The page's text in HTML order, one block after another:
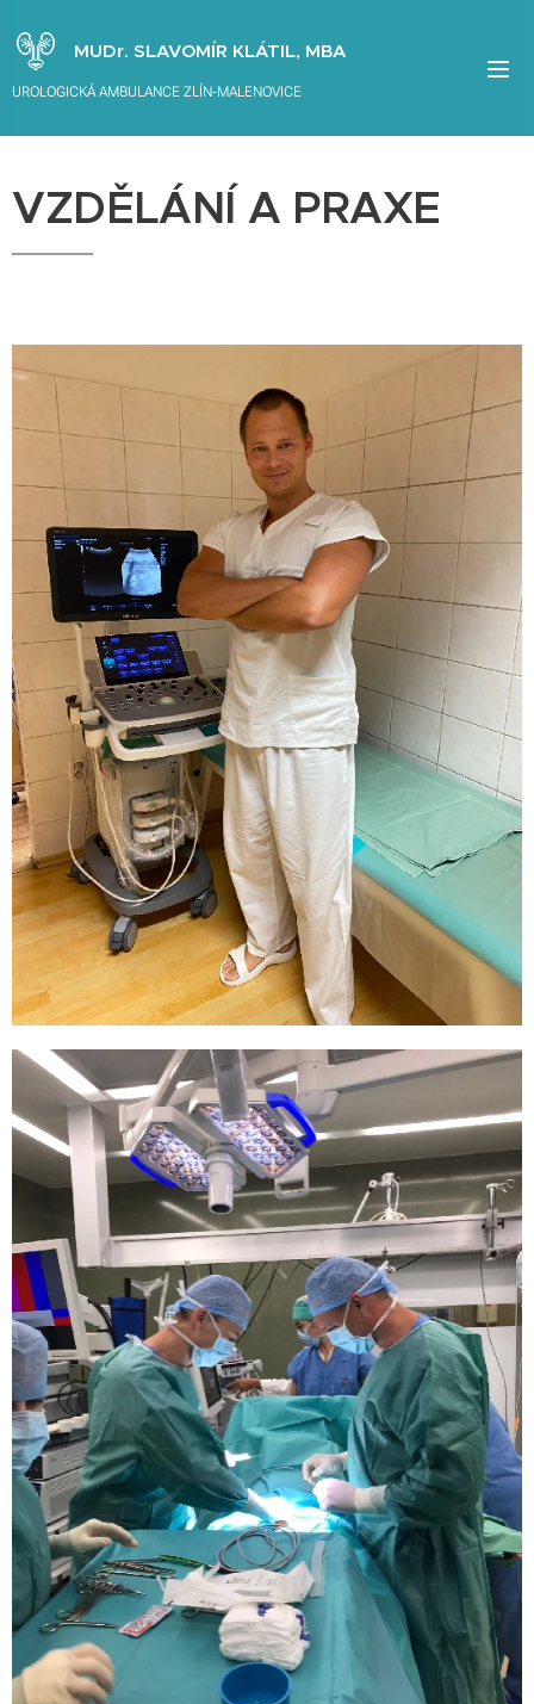
MUDr. SLAVOMÍR KLÁTIL, MBA
UROLOGICKÁ AMBULANCE ZLÍN-MALENOVICE
VZDĚLÁNÍ A PRAXE